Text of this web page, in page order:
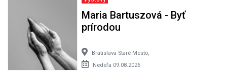
Maria Bartuszová - Byť
prírodou
Bratislava-Staré Mesto,
Nedeľa 09.08.2026